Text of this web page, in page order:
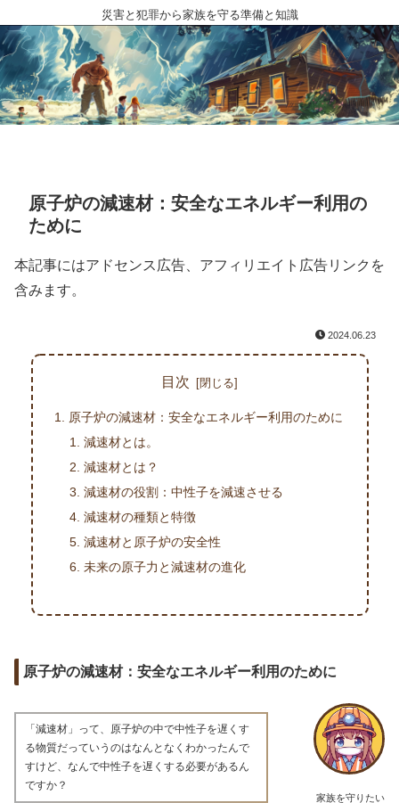
災害と犯罪から家族を守る準備と知識
原子炉の減速材：安全なエネルギー利用の
ために
本記事にはアドセンス広告、アフィリエイト広告リンクを
含みます。
2024.06.23
目次
原子炉の減速材：安全なエネルギー利用のために
減速材とは。
減速材とは？
減速材の役割：中性子を減速させる
減速材の種類と特徴
減速材と原子炉の安全性
未来の原子力と減速材の進化
原子炉の減速材：安全なエネルギー利用のために
家族を守りたい
「減速材」って、原子炉の中で中性子を遅くす
る物質だっていうのはなんとなくわかったんで
すけど、なんで中性子を遅くする必要があるん
ですか？